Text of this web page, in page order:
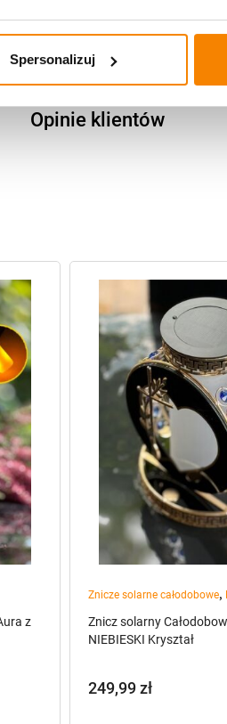
Spersonalizuj
Specyfikacja
Opinie klientów
z
Znicze solarne całodobowe,
Znicz solarny
NIEBIESKI Kryształ
249,99zł